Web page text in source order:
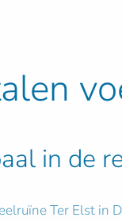
in de
Ter Elst in